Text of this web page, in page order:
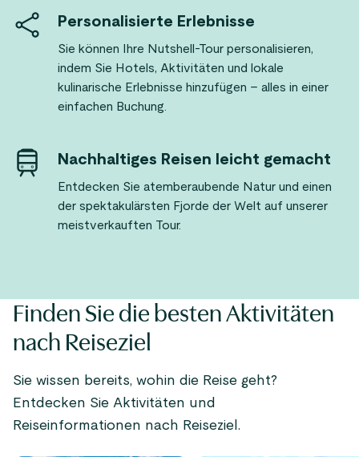
Personalisierte Erlebnisse
Sie können Ihre Nutshell-Tour personalisieren,
indem Sie Hotels, Aktivitäten und lokale
kulinarische Erlebnisse hinzufügen – alles in einer
einfachen Buchung.
Nachhaltiges Reisen leicht gemacht
Entdecken Sie atemberaubende Natur und einen
der spektakulärsten Fjorde der Welt auf unserer
meistverkauften Tour.
Finden Sie die besten Aktivitäten
nach Reiseziel
Sie wissen bereits, wohin die Reise geht?
Entdecken Sie Aktivitäten und
Reiseinformationen nach Reiseziel.